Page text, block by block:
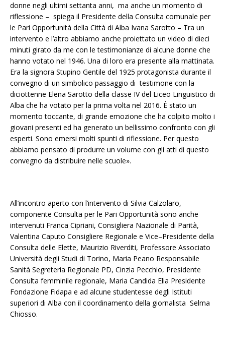
donne negli ultimi settanta anni, ma anche un momento di
riflessione – spiega il Presidente della Consulta comunale per
le Pari Opportunità della Città di Alba Ivana Sarotto – Tra un
intervento e l’altro abbiamo anche proiettato un video di dieci
minuti girato da me con le testimonianze di alcune donne che
hanno votato nel 1946. Una di loro era presente alla mattinata.
Era la signora Stupino Gentile del 1925 protagonista durante il
convegno di un simbolico passaggio di testimone con la
diciottenne Elena Sarotto della classe IV del Liceo Linguistico di
Alba che ha votato per la prima volta nel 2016. È stato un
momento toccante, di grande emozione che ha colpito molto i
giovani presenti ed ha generato un bellissimo confronto con gli
esperti. Sono emersi molti spunti di riflessione. Per questo
abbiamo pensato di produrre un volume con gli atti di questo
convegno da distribuire nelle scuole».
All’incontro aperto con l’intervento di Silvia Calzolaro,
componente Consulta per le Pari Opportunità sono anche
intervenuti Franca Cipriani, Consigliera Nazionale di Parità,
Valentina Caputo Consigliere Regionale e Vice–Presidente della
Consulta delle Elette, Maurizio Riverditi, Professore Associato
Università degli Studi di Torino, Maria Peano Responsabile
Sanità Segreteria Regionale PD, Cinzia Pecchio, Presidente
Consulta femminile regionale, Maria Candida Elia Presidente
Fondazione Fidapa e ad alcune studentesse degli Istituti
superiori di Alba con il coordinamento della giornalista Selma
Chiosso.